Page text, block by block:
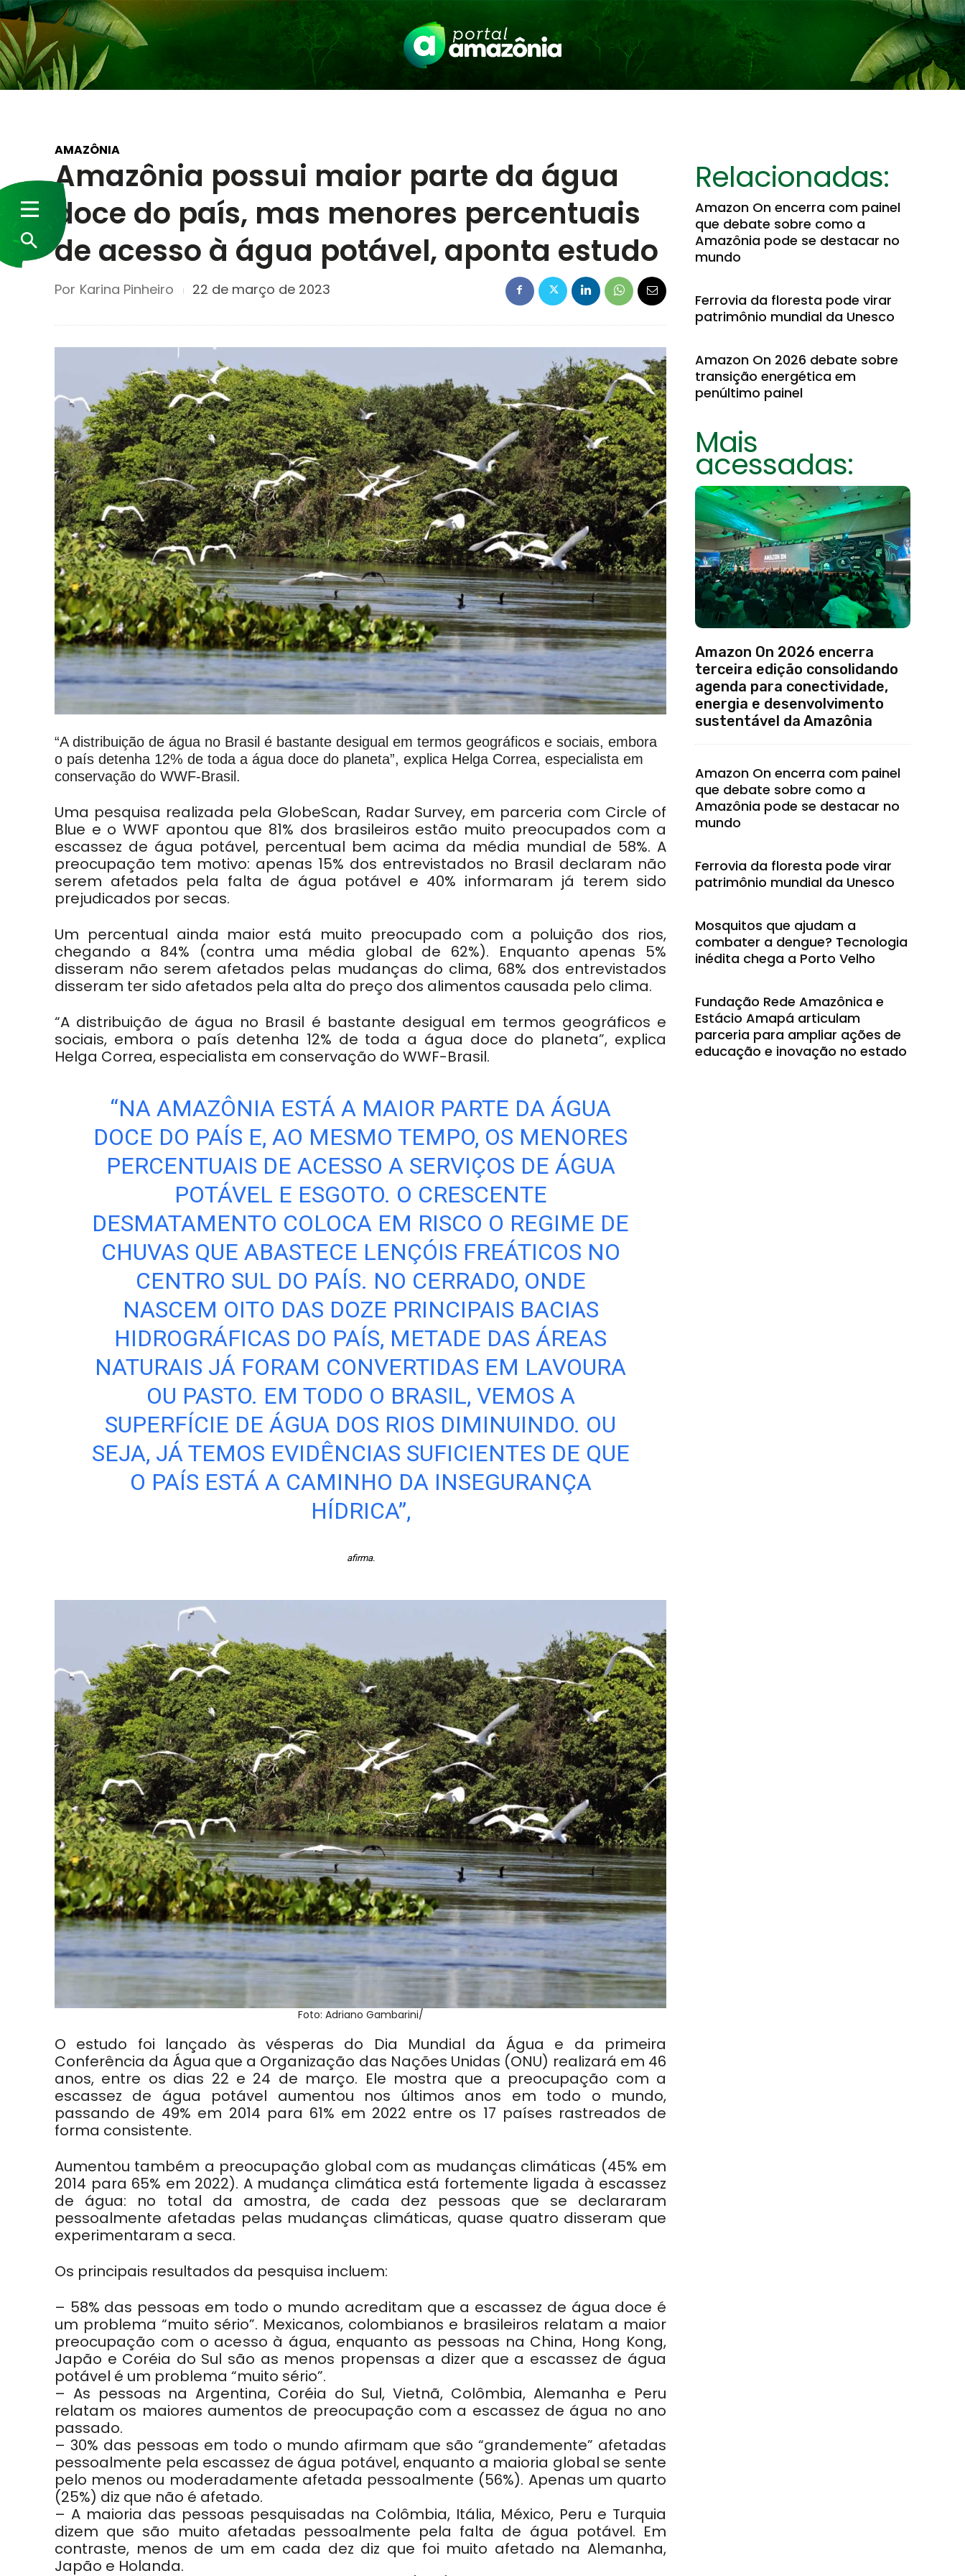
AMAZÔNIA
Amazônia possui maior parte da água
doce do país, mas menores percentuais
de acesso à água potável, aponta estudo
Por Karina Pinheiro 22 de março de 2023
“A distribuição de água no Brasil é bastante desigual em termos geográficos e sociais, embora
o país detenha 12% de toda a água doce do planeta”, explica Helga Correa, especialista em
conservação do WWF-Brasil.
Uma pesquisa realizada pela GlobeScan, Radar Survey, em parceria com Circle of
Blue e o WWF apontou que 81% dos brasileiros estão muito preocupados com a
escassez de água potável, percentual bem acima da média mundial de 58%. A
preocupação tem motivo: apenas 15% dos entrevistados no Brasil declaram não
serem afetados pela falta de água potável e 40% informaram já terem sido
prejudicados por secas.
Um percentual ainda maior está muito preocupado com a poluição dos rios,
chegando a 84% (contra uma média global de 62%). Enquanto apenas 5%
disseram não serem afetados pelas mudanças do clima, 68% dos entrevistados
disseram ter sido afetados pela alta do preço dos alimentos causada pelo clima.
“A distribuição de água no Brasil é bastante desigual em termos geográficos e
sociais, embora o país detenha 12% de toda a água doce do planeta”, explica
Helga Correa, especialista em conservação do WWF-Brasil.
“NA AMAZÔNIA ESTÁ A MAIOR PARTE DA ÁGUA
DOCE DO PAÍS E, AO MESMO TEMPO, OS MENORES
PERCENTUAIS DE ACESSO A SERVIÇOS DE ÁGUA
POTÁVEL E ESGOTO. O CRESCENTE
DESMATAMENTO COLOCA EM RISCO O REGIME DE
CHUVAS QUE ABASTECE LENÇÓIS FREÁTICOS NO
CENTRO SUL DO PAÍS. NO CERRADO, ONDE
NASCEM OITO DAS DOZE PRINCIPAIS BACIAS
HIDROGRÁFICAS DO PAÍS, METADE DAS ÁREAS
NATURAIS JÁ FORAM CONVERTIDAS EM LAVOURA
OU PASTO. EM TODO O BRASIL, VEMOS A
SUPERFÍCIE DE ÁGUA DOS RIOS DIMINUINDO. OU
SEJA, JÁ TEMOS EVIDÊNCIAS SUFICIENTES DE QUE
O PAÍS ESTÁ A CAMINHO DA INSEGURANÇA
HÍDRICA”,
afirma.
Foto: Adriano Gambarini/
O estudo foi lançado às vésperas do Dia Mundial da Água e da primeira
Conferência da Água que a Organização das Nações Unidas (ONU) realizará em 46
anos, entre os dias 22 e 24 de março. Ele mostra que a preocupação com a
escassez de água potável aumentou nos últimos anos em todo o mundo,
passando de 49% em 2014 para 61% em 2022 entre os 17 países rastreados de
forma consistente.
Aumentou também a preocupação global com as mudanças climáticas (45% em
2014 para 65% em 2022). A mudança climática está fortemente ligada à escassez
de água: no total da amostra, de cada dez pessoas que se declararam
pessoalmente afetadas pelas mudanças climáticas, quase quatro disseram que
experimentaram a seca.
Os principais resultados da pesquisa incluem:
– 58% das pessoas em todo o mundo acreditam que a escassez de água doce é
um problema “muito sério”. Mexicanos, colombianos e brasileiros relatam a maior
preocupação com o acesso à água, enquanto as pessoas na China, Hong Kong,
Japão e Coréia do Sul são as menos propensas a dizer que a escassez de água
potável é um problema “muito sério”.
– As pessoas na Argentina, Coréia do Sul, Vietnã, Colômbia, Alemanha e Peru
relatam os maiores aumentos de preocupação com a escassez de água no ano
passado.
– 30% das pessoas em todo o mundo afirmam que são “grandemente” afetadas
pessoalmente pela escassez de água potável, enquanto a maioria global se sente
pelo menos ou moderadamente afetada pessoalmente (56%). Apenas um quarto
(25%) diz que não é afetado.
– A maioria das pessoas pesquisadas na Colômbia, Itália, México, Peru e Turquia
dizem que são muito afetadas pessoalmente pela falta de água potável. Em
contraste, menos de um em cada dez diz que foi muito afetado na Alemanha,
Japão e Holanda.
Relacionadas:
Amazon On encerra com painel
que debate sobre como a
Amazônia pode se destacar no
mundo
Ferrovia da floresta pode virar
patrimônio mundial da Unesco
Amazon On 2026 debate sobre
transição energética em
penúltimo painel
Mais
acessadas:
Amazon On 2026 encerra
terceira edição consolidando
agenda para conectividade,
energia e desenvolvimento
sustentável da Amazônia
Amazon On encerra com painel
que debate sobre como a
Amazônia pode se destacar no
mundo
Ferrovia da floresta pode virar
patrimônio mundial da Unesco
Mosquitos que ajudam a
combater a dengue? Tecnologia
inédita chega a Porto Velho
Fundação Rede Amazônica e
Estácio Amapá articulam
parceria para ampliar ações de
educação e inovação no estado